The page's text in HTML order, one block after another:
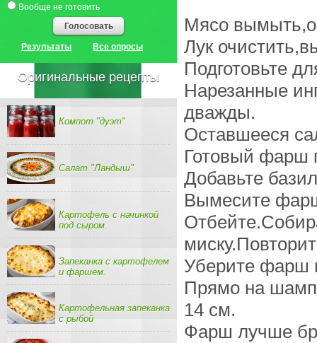
Вообще не готовить
Голосовать
Результаты Все опросы
Оригинальные рецепты
Компот "дуэт"
Салат "Ландыш"
Картофель с начинкой
под сыром.
Запеканка с картофелем
и фаршем.
Картофельная запеканка
с рыбой
Мясо
Лук
Подготовьте
Нарезанные
дважды.
Оставшееся
Готовый фарш
Добавьте
Вымесите
Уберите фарш
Прямо на
14 см.
Фарш лучше